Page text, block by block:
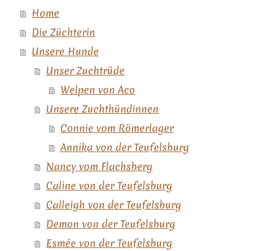
Home
Die Züchterin
Unsere Hunde
Unser Zuchtrüde
Welpen von Aco
Unsere Zuchthündinnen
Connie vom Römerlager
Annika von der Teufelsburg
Nancy vom Flachsberg
Caline von der Teufelsburg
Calleigh von der Teufelsburg
Demon von der Teufelsburg
Esmée von der Teufelsburg